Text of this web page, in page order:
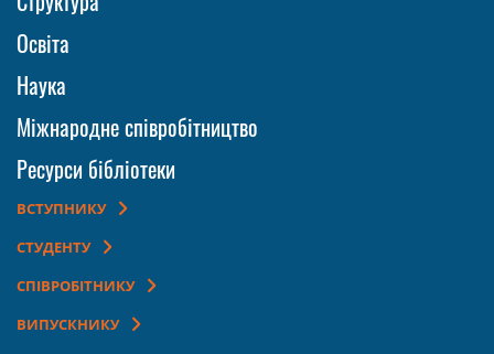
Освіта
Наука
Міжнародне співробітництво
Ресурси бібліотеки
ВСТУПНИКУ
СТУДЕНТУ
СПІВРОБІТНИКУ
ВИПУСКНИКУ